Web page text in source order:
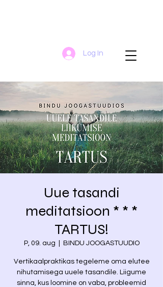
Log In
Uue tasandi
meditatsioon * * *
TARTUS!
P, 09. aug BINDU JOOGASTUUDIO
Vertikaalpraktikas tegeleme oma elutee
nihutamisega uuele tasandile. Liigume
sinna, kus loomine on vaba, probleemid